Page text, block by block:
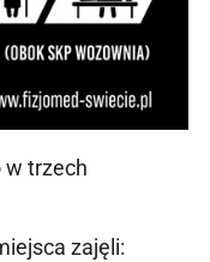
w trzech
zajęli: